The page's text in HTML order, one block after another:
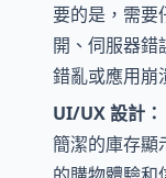
要的是，需要
開、伺服器錯
錯亂或應用崩
UI/UX 設計：
簡潔的庫存顯